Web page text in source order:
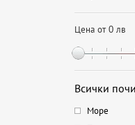
Цена от 0 лв
Всички
Море